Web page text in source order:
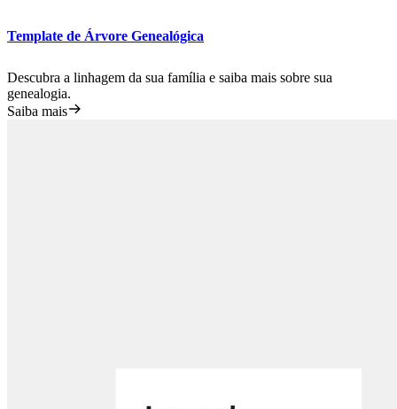
Template de Árvore Genealógica
Descubra a linhagem da sua família e saiba mais sobre sua
genealogia.
Saiba mais